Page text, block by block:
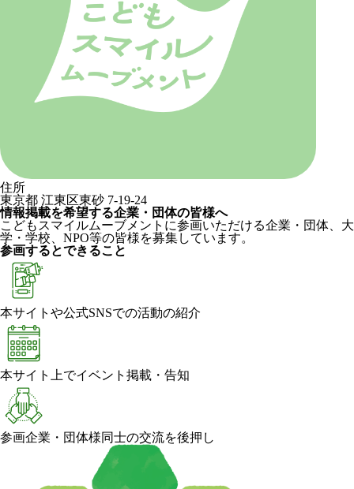
住所
東京都 江東区東砂 7-19-24
情報掲載を希望する企業・団体の皆様へ
こどもスマイルムーブメントに参画いただける企業・団体、大
学・学校、NPO等の皆様を募集しています。
参画するとできること
本サイトや公式SNSでの活動の紹介
本サイト上でイベント掲載・告知
参画企業・団体様同士の交流を後押し